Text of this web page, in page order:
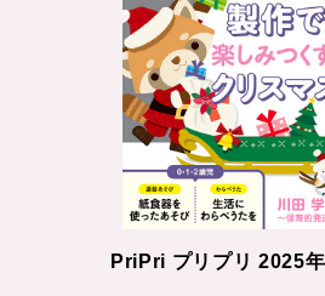
PriPri プリプリ 2025